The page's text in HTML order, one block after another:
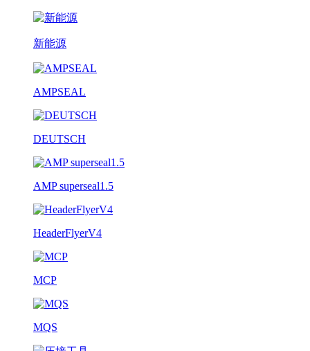
新能源
AMPSEAL
DEUTSCH
AMP superseal1.5
HeaderFlyerV4
MCP
MQS